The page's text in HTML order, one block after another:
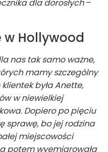
dla dorosłych–
w Hollywood
nas tak samo ważne,
mamy szczególny
była Anette,
w niewielkiej
Dopiero po pięciu
sprawę, bo jej rodzina
miejscowości
potem wyemigrowała